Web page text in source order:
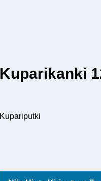
Kuparikanki
Kupariputki